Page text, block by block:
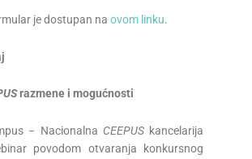
je dostupan na ovom linku.
razmene i mogućnosti
− Nacionalna CEEPUSkancelarija
povodom otvaranja konkursnog